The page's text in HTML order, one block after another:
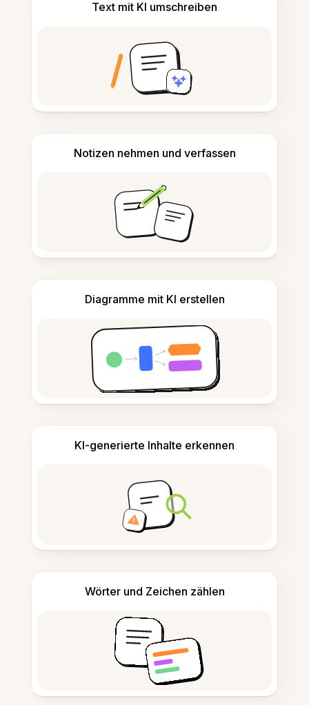
Text mit KI umschreiben
Notizen nehmen und verfassen
Diagramme mit KI erstellen
KI-generierte Inhalte erkennen
Wörter und Zeichen zählen